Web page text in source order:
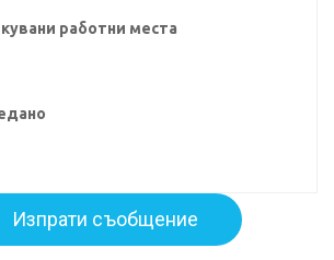
работни места
Изпрати съобщение